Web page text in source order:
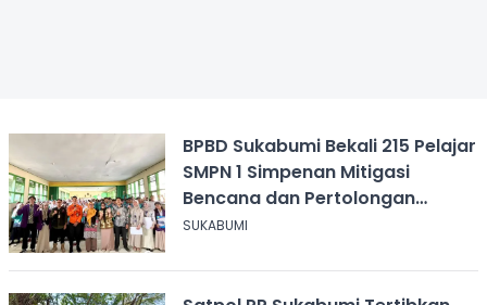
BPBD Sukabumi Bekali 215 Pelajar
SMPN 1 Simpenan Mitigasi
Bencana dan Pertolongan
Psikologis
SUKABUMI